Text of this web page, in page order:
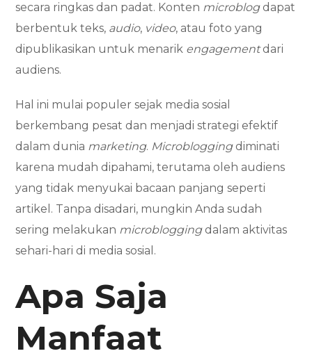
secara ringkas dan padat. Konten microblogdapat
berbentuk teks, audio, video, atau foto yang
dipublikasikan untuk menarik engagementdari
audiens.
Hal ini mulai populer sejak media sosial
berkembang pesat dan menjadi strategi efektif
dalam dunia marketing. Microbloggingdiminati
karena mudah dipahami, terutama oleh audiens
yang tidak menyukai bacaan panjang seperti
artikel. Tanpa disadari, mungkin Anda sudah
sering melakukan microbloggingdalam aktivitas
sehari-hari di media sosial.
Apa Saja
Manfaat